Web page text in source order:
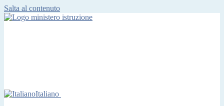
Salta al contenuto
Italiano